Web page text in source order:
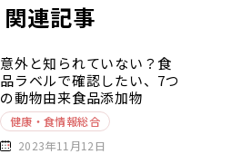
関連記事
意外と知られていない？食
品ラベルで確認したい、7つ
の動物由来食品添加物
健康・食情報総合
2023年11月12日